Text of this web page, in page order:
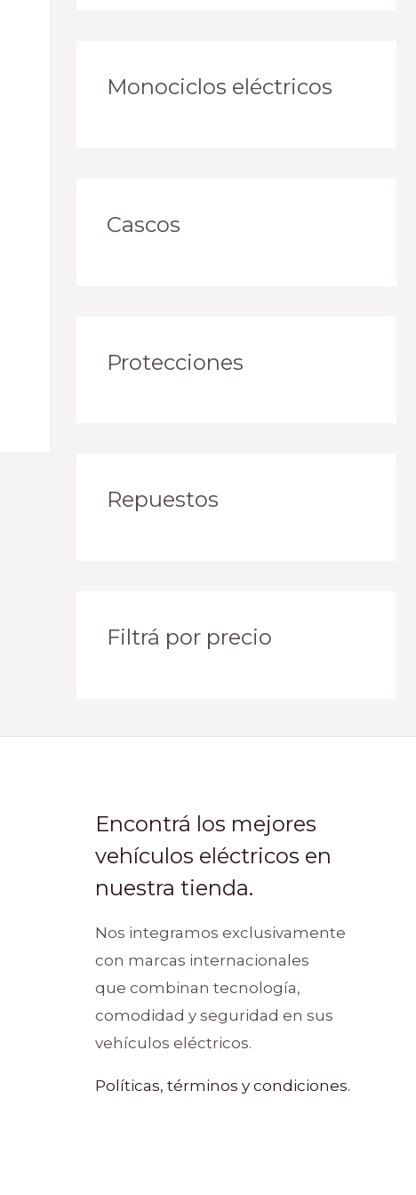
Monociclos eléctricos
Cascos
Protecciones
Repuestos
Filtrá por precio
Encontrá los mejores
vehículos eléctricos en
nuestra tienda.
Nos integramos exclusivamente
con marcas internacionales
que combinan tecnología,
comodidad y seguridad en sus
vehículos eléctricos.
Políticas, términos y condiciones.